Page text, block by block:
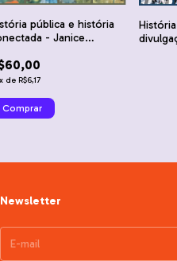
pública e história
- Janice
x de R$6,17
Newsletter